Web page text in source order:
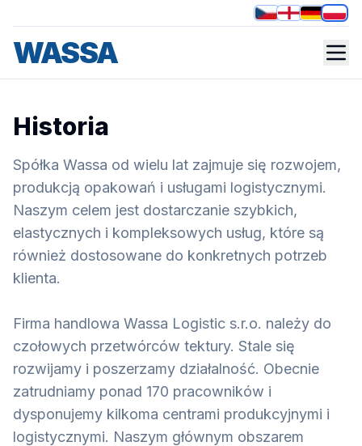
WASSA
O nas
Historia
Spółka Wassa od wielu lat zajmuje się rozwojem,
produkcją opakowań i usługami logistycznymi.
Naszym celem jest dostarczanie szybkich,
elastycznych i kompleksowych usług, które są
również dostosowane do konkretnych potrzeb
klienta.
Firma handlowa Wassa Logistic s.r.o. należy do
czołowych przetwórców tektury. Stale się
rozwijamy i poszerzamy działalność. Obecnie
zatrudniamy ponad 170 pracowników i
dysponujemy kilkoma centrami produkcyjnymi i
logistycznymi. Naszym głównym obszarem